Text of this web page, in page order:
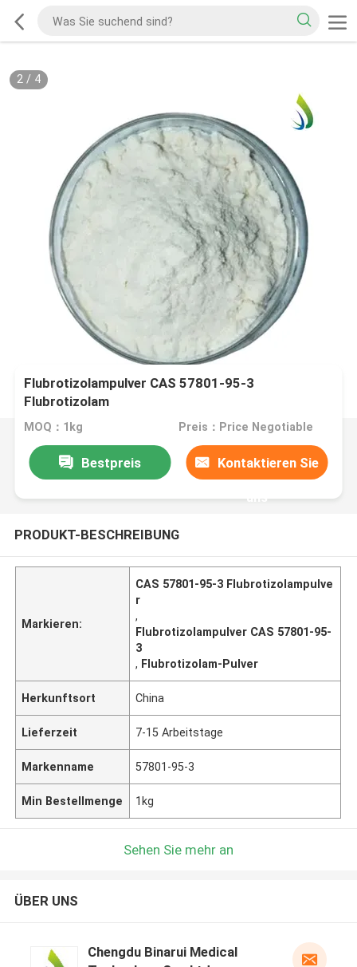
2/ 4
Flubrotizolampulver CAS 57801-95-3
Flubrotizolam
MOQ：1kg Preis：Price Negotiable
Bestpreis Kontaktieren Sie
uns
PRODUKT-BESCHREIBUNG
Markieren:
CAS 57801-95-3 Flubrotizolampulve
r
,
Flubrotizolampulver CAS 57801-95-
3
, Flubrotizolam-Pulver
Herkunftsort China
Lieferzeit 7-15 Arbeitstage
Markenname 57801-95-3
Min Bestellmenge 1kg
Sehen Sie mehr an
ÜBER UNS
Chengdu Binarui Medical